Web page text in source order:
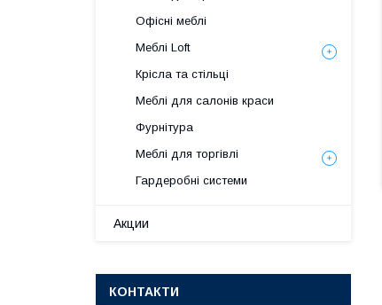
Офісні меблі
Меблі Loft
Крісла та стільці
Меблі для салонів краси
Фурнітура
Меблі для торгівлі
Гардеробні системи
Акции
КОНТАКТИ